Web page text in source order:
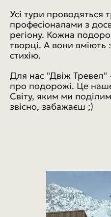
Усі тури проводяться
професіоналами з
регіону. Кожна
творці. А вони вміють
стихію.
Для нас "Двіж Тревел"
про подорожі. Це
Світу, яким ми
звісно, забажаєш ;)